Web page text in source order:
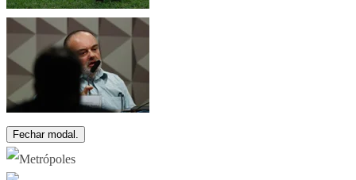
Fechar modal.